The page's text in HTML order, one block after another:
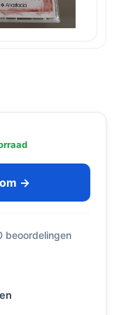
→
beoordelingen